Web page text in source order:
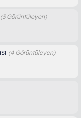
(3 Görüntüleyen)
(4 Görüntüleyen)